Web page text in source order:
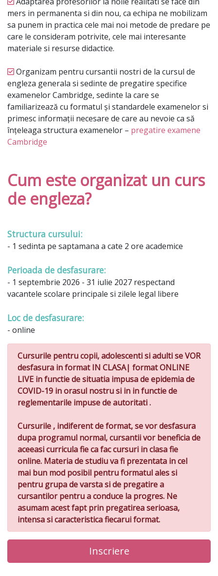
mers in permanenta si din nou, ca echipa ne mobilizam
sa punem in practica cele mai noi metode de predare pe
care le consideram potrivite, cele mai interesante
materiale si resurse didactice.
Organizam pentru cursantii nostri de la cursul de
engleza generala si sedinte de pregatire specifice
examenelor Cambridge, sedinte la care se
familiarizează cu formatul și standardele examenelor si
primesc informații necesare de care au nevoie ca să
înțeleaga structura examenelor – pregatire examene
Cambridge
Cum este organizat un curs
de engleza?
Structura cursului:
- 1 sedinta pe saptamana a cate 2 ore academice
Perioada de desfasurare:
- 1 septembrie 2026 - 31 iulie 2027 respectand
vacantele scolare principale si zilele legal libere
Loc de desfasurare:
- online
Cursurile pentru copii, adolescenti si adulti se VOR
desfasura in format IN CLASA| format ONLINE
LIVE in functie de situatia impusa de epidemia de
COVID-19 in orasul nostru si in in functie de
reglementarile impuse de autoritati .
Cursurile , indiferent de format, se vor desfasura
dupa programul normal, cursantii vor beneficia de
aceeasi curricula fie ca fac cursuri in clasa fie
online. Materia de studiu va fi prezentata in cel
mai bun mod posibil pentru formatul ales si
pentru grupa de varsta si de pregatire a
cursantilor pentru a conduce la progres. Ne
asumam acest fapt prin pregatirea serioasa,
intensa si caracteristica fiecarui format.
Inscriere